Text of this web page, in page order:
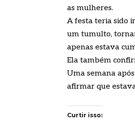
as mulheres.
A festa teria sido
um tumulto,
apenas estava
Ela também
Uma semana
afirmar que
Curtir isso: